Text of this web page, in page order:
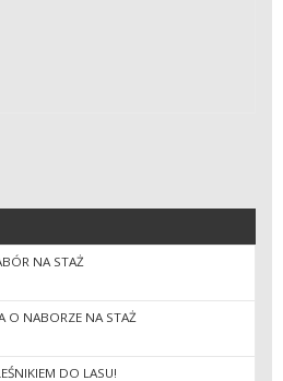
NA STAŻ
O NABORZE NA STAŻ
DO LASU!